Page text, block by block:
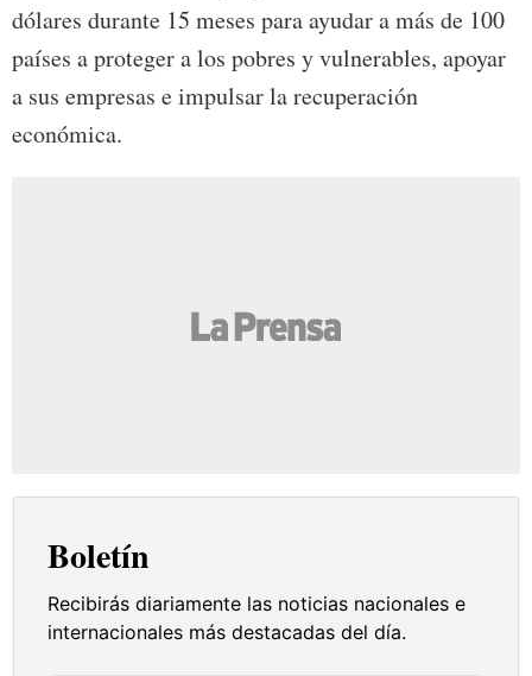
dólares durante 15 meses para ayudar a más de 100
países a proteger a los pobres y vulnerables, apoyar
a sus empresas e impulsar la recuperación
económica.
Boletín
Recibirás diariamente las noticias nacionales e
internacionales más destacadas del día.